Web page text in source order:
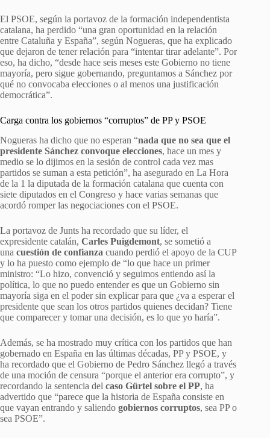
El PSOE, según la portavoz de la formación independentista
catalana, ha perdido “una gran oportunidad en la relación
entre Cataluña y España”, según Nogueras, que ha explicado
que dejaron de tener relación para “intentar tirar adelante”. Por
eso, ha dicho, “desde hace seis meses este Gobierno no tiene
mayoría, pero sigue gobernando, preguntamos a Sánchez por
qué no convocaba elecciones o al menos una justificación
democrática”.
Carga contra los gobiernos “corruptos” de PP y PSOE
Nogueras ha dicho que no esperan “nada que no sea que el
presidente Sánchez convoque elecciones, hace un mes y
medio se lo dijimos en la sesión de control cada vez mas
partidos se suman a esta petición”, ha asegurado en La Hora
de la 1 la diputada de la formación catalana que cuenta con
siete diputados en el Congreso y hace varias semanas que
acordó romper las negociaciones con el PSOE.
La portavoz de Junts ha recordado que su líder, el
expresidente catalán, Carles Puigdemont, se sometió a
una cuestión de confianza cuando perdió el apoyo de la CUP
y lo ha puesto como ejemplo de “lo que hace un primer
ministro: “Lo hizo, convenció y seguimos entiendo así la
política, lo que no puedo entender es que un Gobierno sin
mayoría siga en el poder sin explicar para que ¿va a esperar el
presidente que sean los otros partidos quienes decidan? Tiene
que comparecer y tomar una decisión, es lo que yo haría”.
Además, se ha mostrado muy crítica con los partidos que han
gobernado en España en las últimas décadas, PP y PSOE, y
ha recordado que el Gobierno de Pedro Sánchez llegó a través
de una moción de censura “porque el anterior era corrupto”, y
recordando la sentencia del caso Gürtel sobre el PP, ha
advertido que “parece que la historia de España consiste en
que vayan entrando y saliendo gobiernos corruptos, sea PP o
sea PSOE”.